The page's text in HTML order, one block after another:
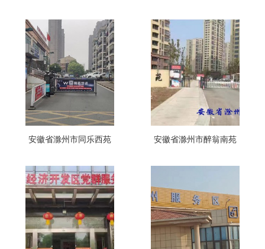
安徽省滁州市同乐西苑 安徽省滁州市醉翁南苑